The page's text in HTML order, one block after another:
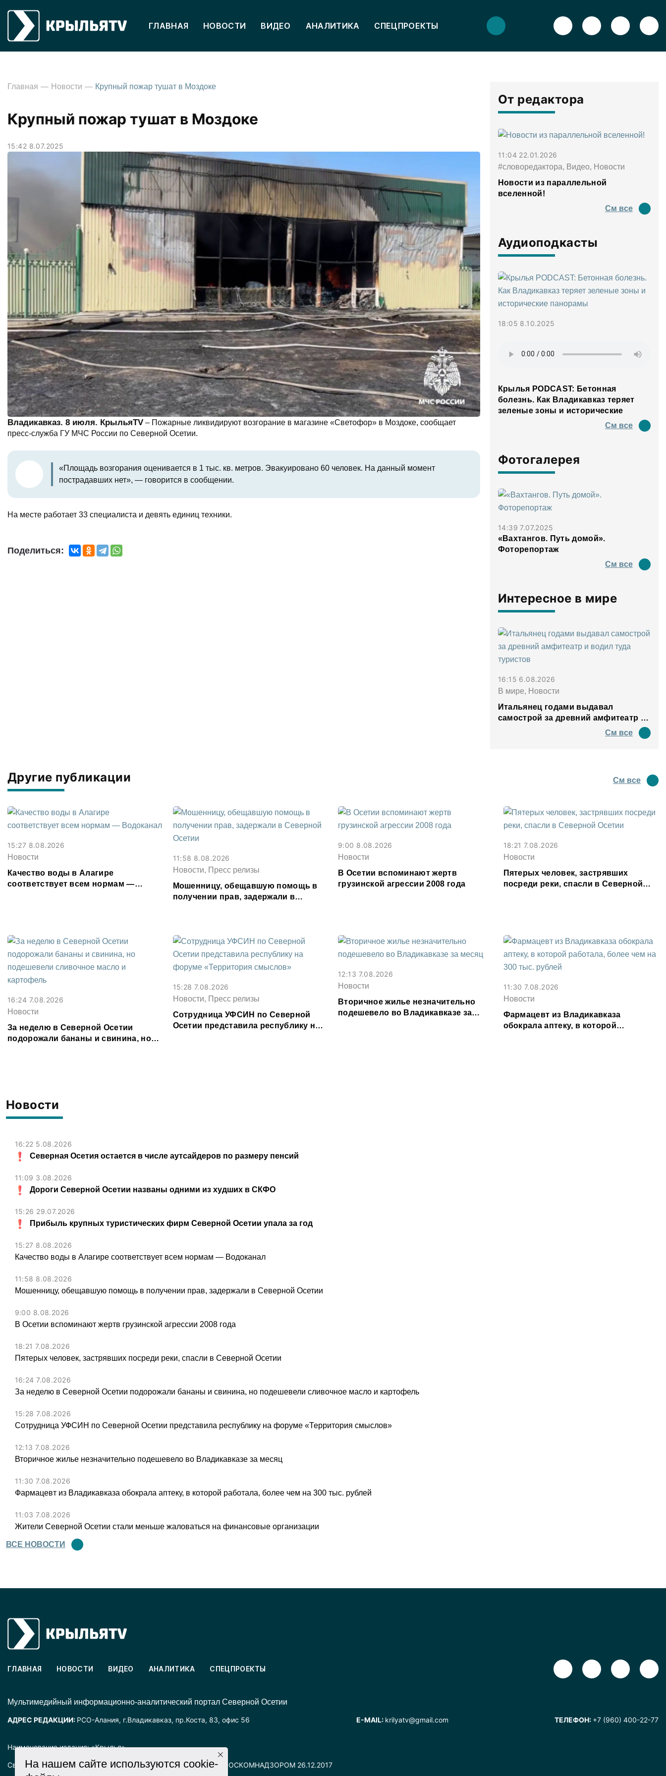
ГЛАВНАЯ НОВОСТИ ВИДЕО АНАЛИТИКА СПЕЦПРОЕКТЫ
Новости
16:22 5.08.2026
Северная Осетия остается в числе аутсайдеров по размеру пенсий
11:09 3.08.2026
Дороги Северной Осетии названы одними из худших в СКФО
15:26 29.07.2026
Прибыль крупных туристических фирм Северной Осетии упала за год
15:27 8.08.2026
Качество воды в Алагире соответствует всем нормам — Водоканал
11:58 8.08.2026
Мошенницу, обещавшую помощь в получении прав, задержали в Северной Осетии
9:00 8.08.2026
В Осетии вспоминают жертв грузинской агрессии 2008 года
18:21 7.08.2026
Пятерых человек, застрявших посреди реки, спасли в Северной Осетии
16:24 7.08.2026
За неделю в Северной Осетии подорожали бананы и свинина, но подешевели сливочное масло и картофель
15:28 7.08.2026
Сотрудница УФСИН по Северной Осетии представила республику на форуме «Территория смыслов»
12:13 7.08.2026
Вторичное жилье незначительно подешевело во Владикавказе за месяц
11:30 7.08.2026
Фармацевт из Владикавказа обокрала аптеку, в которой работала, более чем на 300 тыс. рублей
11:03 7.08.2026
Жители Северной Осетии стали меньше жаловаться на финансовые организации
ВСЕ НОВОСТИ
Главная Новости Крупный пожар тушат в Моздоке
Крупный пожар тушат в Моздоке
15:42 8.07.2025
Владикавказ. 8 июля. КрыльяTV – Пожарные ликвидируют возгорание в магазине «Светофор» в Моздоке, сообщает
пресс-служба ГУ МЧС России по Северной Осетии.
«Площадь возгорания оценивается в 1 тыс. кв. метров. Эвакуировано 60 человек. На данный момент
пострадавших нет», — говорится в сообщении.
На месте работает 33 специалиста и девять единиц техники.
Поделиться:
От редактора
11:04 22.01.2026
#словоредактора, Видео, Новости
Новости из параллельной
вселенной!
См все
Аудиоподкасты
18:05 8.10.2025
Крылья PODCAST: Бетонная
болезнь. Как Владикавказ теряет
зеленые зоны и исторические
См все
Фотогалерея
14:39 7.07.2025
«Вахтангов. Путь домой».
Фоторепортаж
См все
Интересное в мире
16:15 6.08.2026
В мире, Новости
Итальянец годами выдавал
самострой за древний амфитеатр и
См все
Другие публикации См все
15:27 8.08.2026
Новости
Качество воды в Алагире
соответствует всем нормам —
11:58 8.08.2026
Новости, Пресс релизы
Мошенницу, обещавшую помощь в
получении прав, задержали в
9:00 8.08.2026
Новости
В Осетии вспоминают жертв
грузинской агрессии 2008 года
18:21 7.08.2026
Новости
Пятерых человек, застрявших
посреди реки, спасли в Северной
16:24 7.08.2026
Новости
За неделю в Северной Осетии
подорожали бананы и свинина, но
15:28 7.08.2026
Новости, Пресс релизы
Сотрудница УФСИН по Северной
Осетии представила республику на
12:13 7.08.2026
Новости
Вторичное жилье незначительно
подешевело во Владикавказе за
11:30 7.08.2026
Новости
Фармацевт из Владикавказа
обокрала аптеку, в которой
Наименование издания: «Крылья».
Свидетельство о регистрации СМИ ЭЛ № ФС77-72025 выдано РОСКОМНАДЗОРОМ 26.12.2017
ГЛАВНАЯ НОВОСТИ ВИДЕО АНАЛИТИКА СПЕЦПРОЕКТЫ
Mультимедийный информационно-аналитический портал Северной Осетии
АДРЕС РЕДАКЦИИ: РСО-Алания, г.Владикавказ, пр.Коста, 83, офис 56 E-MAIL: krilyatv@gmail.com ТЕЛЕФОН: +7 (960) 400-22-77
На нашем сайте используются cookie-